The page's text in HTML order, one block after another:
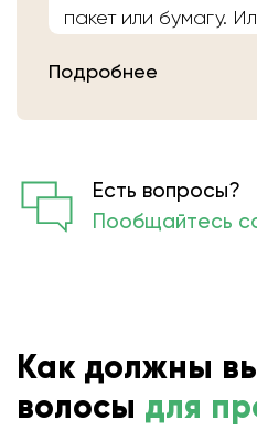
пакет или бумагу.
мастера выполнят
Подробнее
Есть вопросы?
Пообщайтесь
Как должны
волосы для